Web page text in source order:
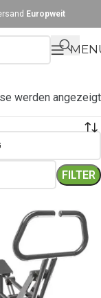
Europweit
werden angezeigt
FILTER